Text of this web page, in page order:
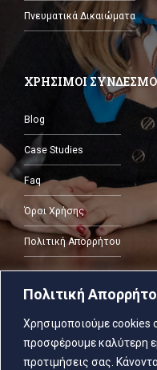
Πολιτική
Χρησιμοποιούμε cookies
προσφέρουμε καλύτερη
προτιμήσεις σας.
Πνευματικά Δικαιώματα
ΧΡΗΣΙΜΟΙ
Blog
Case Studies
Faq
Όροι Χρήσης
Πολιτική Απορρήτου
ΕΠΙΚΟΙΝΩΝΙΑ
2103805287